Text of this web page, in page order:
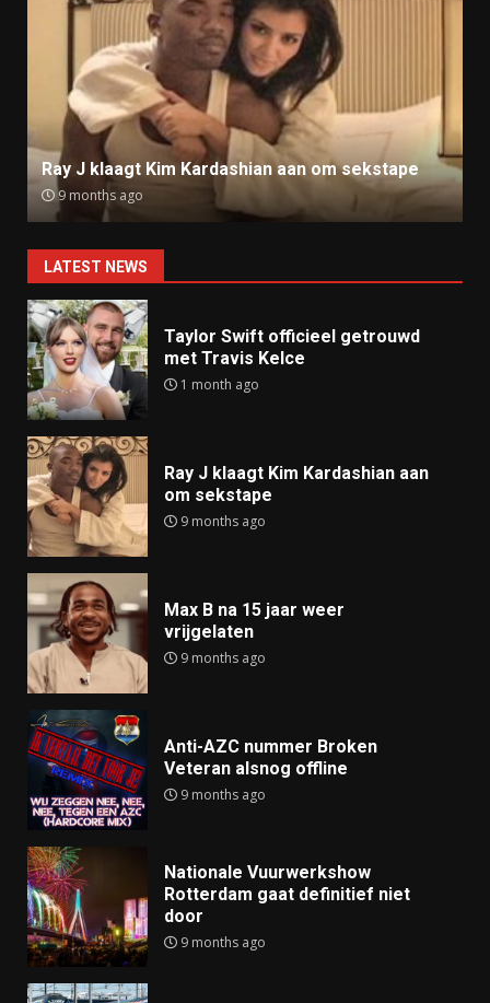
Ray J klaagt Kim Kardashian aan om sekstape
9 months ago
LATEST NEWS
Taylor Swift officieel getrouwd
met Travis Kelce
1 month ago
Ray J klaagt Kim Kardashian aan
om sekstape
9 months ago
Max B na 15 jaar weer
vrijgelaten
9 months ago
Anti-AZC nummer Broken
Veteran alsnog offline
9 months ago
Nationale Vuurwerkshow
Rotterdam gaat definitief niet
door
9 months ago